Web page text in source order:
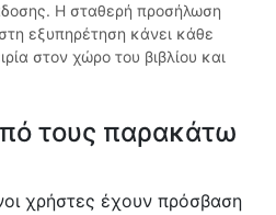
Η σταθερή προσήλωση
εξυπηρέτηση κάνει κάθε
στον χώρο του βιβλίου και
τους παρακάτω
χρήστες έχουν πρόσβαση